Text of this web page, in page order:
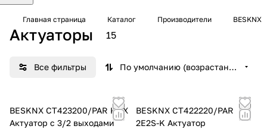
Главная страница Каталог Производители BESKNX
Актуаторы 15
Все фильтры По умолчанию (возрастание)
BESKNX CT423200/PAR KNX
Актуатор с 3/2 выходами
BESKNX CT422220/PAR
2E2S-K Актуатор